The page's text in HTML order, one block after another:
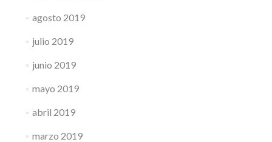
agosto 2019
julio 2019
junio 2019
mayo 2019
abril 2019
marzo 2019